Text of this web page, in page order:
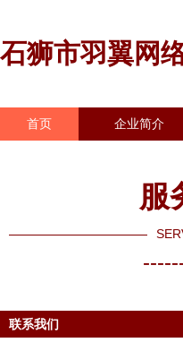
石狮市羽翼网
首页 企业简介
服
联系我们